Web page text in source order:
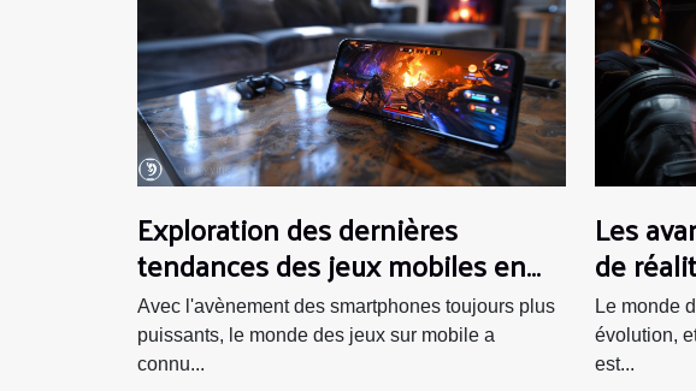
Exploration des dernières
tendances des jeux mobiles en
2023
Avec l'avènement des smartphones toujours plus
puissants, le monde des jeux sur mobile a
connu...
Les
de
jeux
Le monde
évolution,
est...